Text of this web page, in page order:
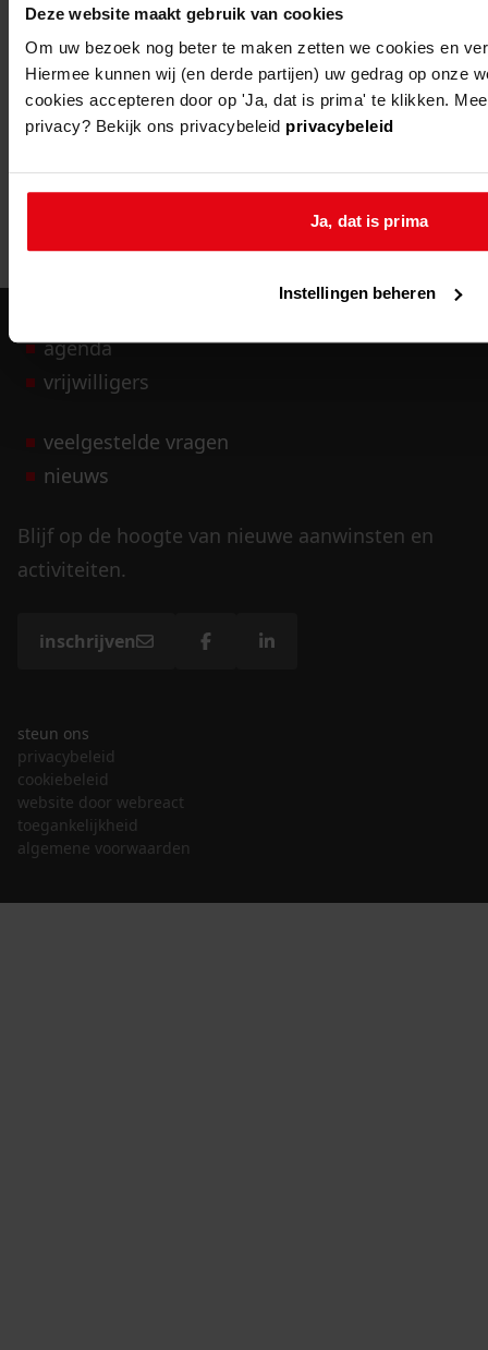
Deze website maakt gebruik van cookies
Om uw bezoek nog beter te maken zetten we cookies en
Hiermee kunnen wij (en derde partijen) uw gedrag op onze
cookies accepteren door op 'Ja, dat is prima' te klikken.
privacy? Bekijk ons privacybeleid privacybeleid
Ja, dat is prima
Instellingen beheren
2
3
4
5
6
...
499
agenda
vrijwilligers
veelgestelde vragen
nieuws
Blijf op de hoogte van nieuwe aanwinsten en
activiteiten.
inschrijven
steun ons
privacybeleid
cookiebeleid
website door webreact
toegankelijkheid
algemene voorwaarden